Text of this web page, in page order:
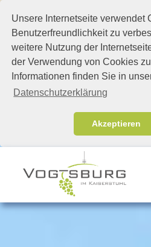
Unsere Internetseite verwendet
Benutzerfreundlichkeit zu
weitere Nutzung der
der Verwendung von Cookies
Informationen finden Sie in
Datenschutzerklärung
Akzeptieren